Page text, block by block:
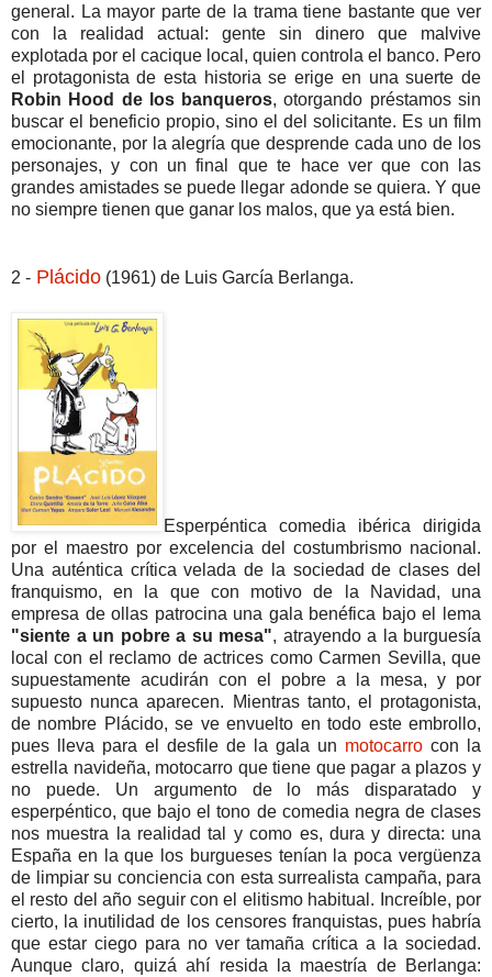
general. La mayor parte de la trama tiene bastante que ver
con la realidad actual: gente sin dinero que malvive
explotada por el cacique local, quien controla el banco. Pero
el protagonista de esta historia se erige en una suerte de
Robin Hood de los banqueros, otorgando préstamos sin
buscar el beneficio propio, sino el del solicitante. Es un film
emocionante, por la alegría que desprende cada uno de los
personajes, y con un final que te hace ver que con las
grandes amistades se puede llegar adonde se quiera. Y que
no siempre tienen que ganar los malos, que ya está bien.
2 - Plácido (1961) de Luis García Berlanga.
Esperpéntica comedia ibérica dirigida
por el maestro por excelencia del costumbrismo nacional.
Una auténtica crítica velada de la sociedad de clases del
franquismo, en la que con motivo de la Navidad, una
empresa de ollas patrocina una gala benéfica bajo el lema
"siente a un pobre a su mesa", atrayendo a la burguesía
local con el reclamo de actrices como Carmen Sevilla, que
supuestamente acudirán con el pobre a la mesa, y por
supuesto nunca aparecen. Mientras tanto, el protagonista,
de nombre Plácido, se ve envuelto en todo este embrollo,
pues lleva para el desfile de la gala un motocarro con la
estrella navideña, motocarro que tiene que pagar a plazos y
no puede. Un argumento de lo más disparatado y
esperpéntico, que bajo el tono de comedia negra de clases
nos muestra la realidad tal y como es, dura y directa: una
España en la que los burgueses tenían la poca vergüenza
de limpiar su conciencia con esta surrealista campaña, para
el resto del año seguir con el elitismo habitual. Increíble, por
cierto, la inutilidad de los censores franquistas, pues habría
que estar ciego para no ver tamaña crítica a la sociedad.
Aunque claro, quizá ahí resida la maestría de Berlanga: